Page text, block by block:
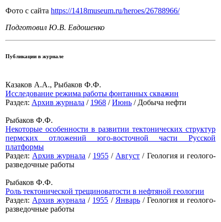
Фото с сайта https://1418museum.ru/heroes/26788966/
Подготовил Ю.В. Евдошенко
Публикации в журнале
Казаков А.А., Рыбаков Ф.Ф.
Исследование режима работы фонтанных скважин
Раздел: Архив журнала / 1968 /Июнь / Добыча нефти
Рыбаков Ф.Ф.
Некоторые особенности в развитии тектонических структур
пермских отложений юго-восточной части Русской
платформы
Раздел: Архив журнала / 1955/ Август / Геология и геолого-
разведочные работы
Рыбаков Ф.Ф.
Роль тектонической трещиноватости в нефтяной геологии
Раздел: Архив журнала / 1955 / Январь/ Геология и геолого-
разведочные работы